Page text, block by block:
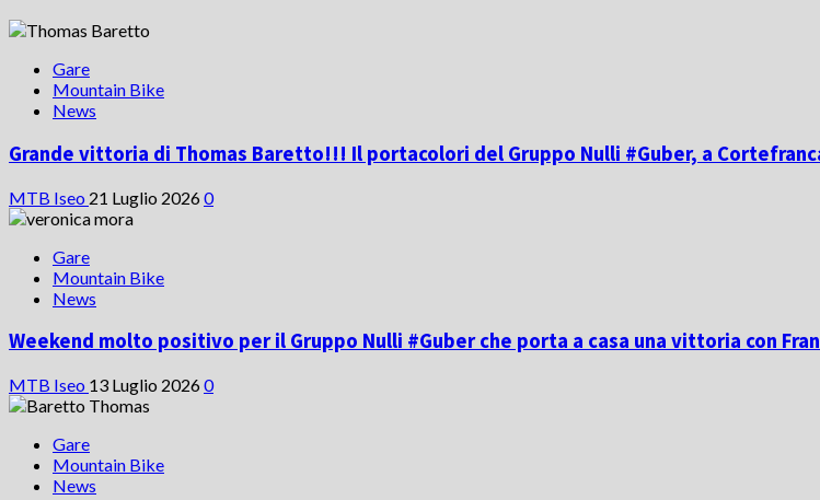
Gare
Mountain Bike
News
Grande vittoria di Thomas Baretto!!! Il portacolori del Gruppo Nulli #Guber, a
MTB Iseo 21 Luglio 20260
Gare
Mountain Bike
News
Weekend molto positivo per il Gruppo Nulli #Guber che porta a casa una vittoria con
MTB Iseo 13 Luglio 20260
Gare
Mountain Bike
News